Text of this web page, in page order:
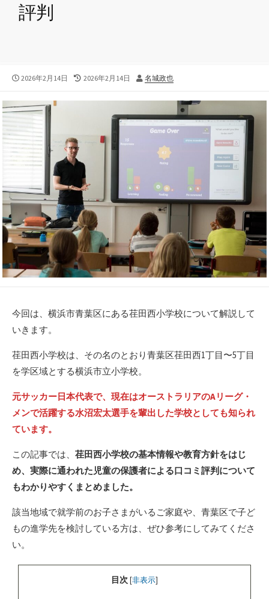
評判
公
日
2026年2月14日
最
更
2026年2月14日
投
者
名城政也
今回は、横浜市青葉区にある荏田西小学校について解説して
いきます。
荏田西小学校は、その名のとおり青葉区荏田西1丁目〜5丁目
を学区域とする横浜市立小学校。
元サッカー日本代表で、現在はオーストラリアのAリーグ・
メンで活躍する水沼宏太選手を輩出した学校としても知られ
ています。
この記事では、 荏田西小学校の基本情報や教育方針をはじ
め、実際に通われた児童の保護者による口コミ評判について
もわかりやすくまとめました。
該当地域で就学前のお子さまがいるご家庭や、青葉区で子ど
もの進学先を検討している方は、ぜひ参考にしてみてくださ
い。
目次 [非表示]